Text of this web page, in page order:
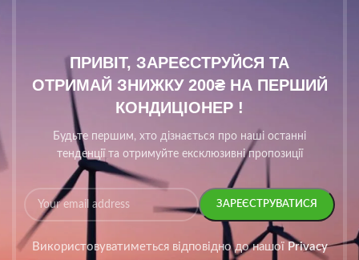
ПРИВІТ, ЗАРЕЄСТРУЙСЯ ТА
ОТРИМАЙ ЗНИЖКУ 200₴ НА ПЕРШИЙ
КОНДИЦІОНЕР !
Будьте першим, хто дізнається про наші останні
тенденції та отримуйте ексклюзивні пропозиції
Використовуватиметься відповідно до нашої Privacy